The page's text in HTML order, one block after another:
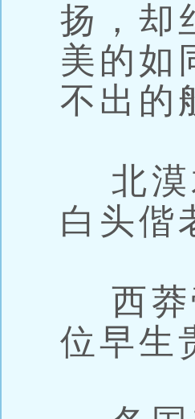
扬，却
美的如
不出的
北漠
白头偕
西莽
位早生